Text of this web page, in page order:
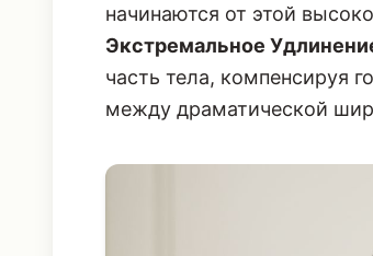
начинаются от этой
Экстремальное
часть тела, компенсируя
между драматической